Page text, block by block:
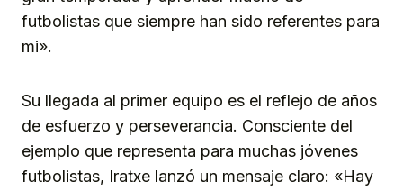
futbolistas que siempre han sido referentes para
mi».
Su llegada al primer equipo es el reflejo de años
de esfuerzo y perseverancia. Consciente del
ejemplo que representa para muchas jóvenes
futbolistas, Iratxe lanzó un mensaje claro: «Hay